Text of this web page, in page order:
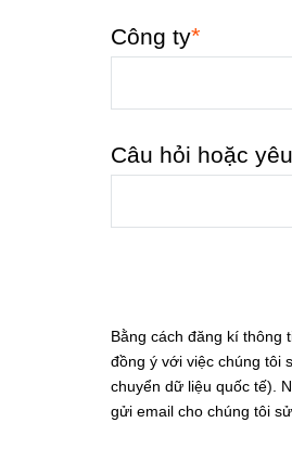
Công ty*
Câu hỏi hoặc
Bằng cách đăng kí thông
đồng ý với việc chúng tôi
chuyển dữ liệu quốc tế).
gửi email cho chúng tôi